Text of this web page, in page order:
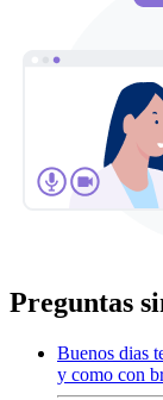
Preguntas
Buenos dias
y como con